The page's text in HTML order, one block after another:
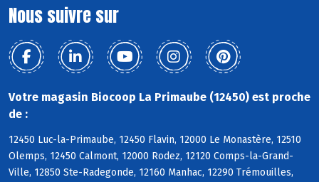
Nous suivre sur
Votre magasin Biocoop La Primaube (12450) est proche
de :
12450 Luc-la-Primaube, 12450 Flavin, 12000 Le Monastère, 12510
Olemps, 12450 Calmont, 12000 Rodez, 12120 Comps-la-Grand-
Ville, 12850 Ste-Radegonde, 12160 Manhac, 12290 Trémouilles,